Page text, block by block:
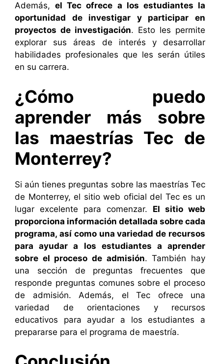
Además,el Tec ofrece a los estudiantes la
oportunidad de investigar y participar en
proyectos de investigación. Esto les permite
explorar sus áreas de interés y desarrollar
habilidades profesionales que les serán útiles
en su carrera.
¿Cómo puedo
aprender más sobre
las maestrías Tec de
Monterrey?
Si aún tienes preguntas sobre las maestrías Tec
de Monterrey, el sitio web oficial del Tec es un
lugar excelente para comenzar. El sitio web
proporciona información detallada sobre cada
programa, así como una variedad de recursos
para ayudar a los estudiantes a aprender
sobre el proceso de admisión. También hay
una sección de preguntas frecuentes que
responde preguntas comunes sobre el proceso
de admisión. Además, el Tec ofrece una
variedad de orientaciones y recursos
educativos para ayudar a los estudiantes a
prepararse para el programa de maestría.